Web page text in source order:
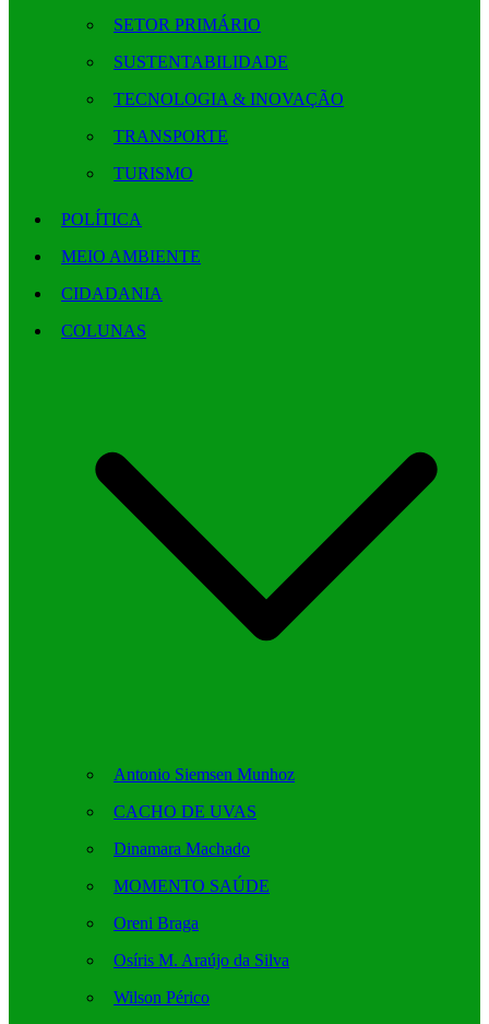
SETOR PRIMÁRIO
SUSTENTABILIDADE
TECNOLOGIA & INOVAÇÃO
TRANSPORTE
TURISMO
POLÍTICA
MEIO AMBIENTE
CIDADANIA
COLUNAS
Antonio Siemsen Munhoz
CACHO DE UVAS
Dinamara Machado
MOMENTO SAÚDE
Oreni Braga
Osíris M. Araújo da Silva
Wilson Périco